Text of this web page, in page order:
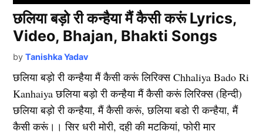
छलिया बड़ो री कन्हैया मैं कैसी करूं Lyrics,
Video, Bhajan, Bhakti Songs
by Tanishka Yadav
छलिया बड़ो री कन्हैया मैं कैसी करूं लिरिक्स Chhaliya Bado Ri
Kanhaiya छलिया बड़ो री कन्हैया मैं कैसी करूं लिरिक्स (हिन्दी)
छलिया बड़ो री कन्हैया, मैं कैसी करूं, छलिया बडो री कन्हैया, मैं
कैसी करूं।। सिर धरी मोरी, दही की मटकियां, फोरी मार